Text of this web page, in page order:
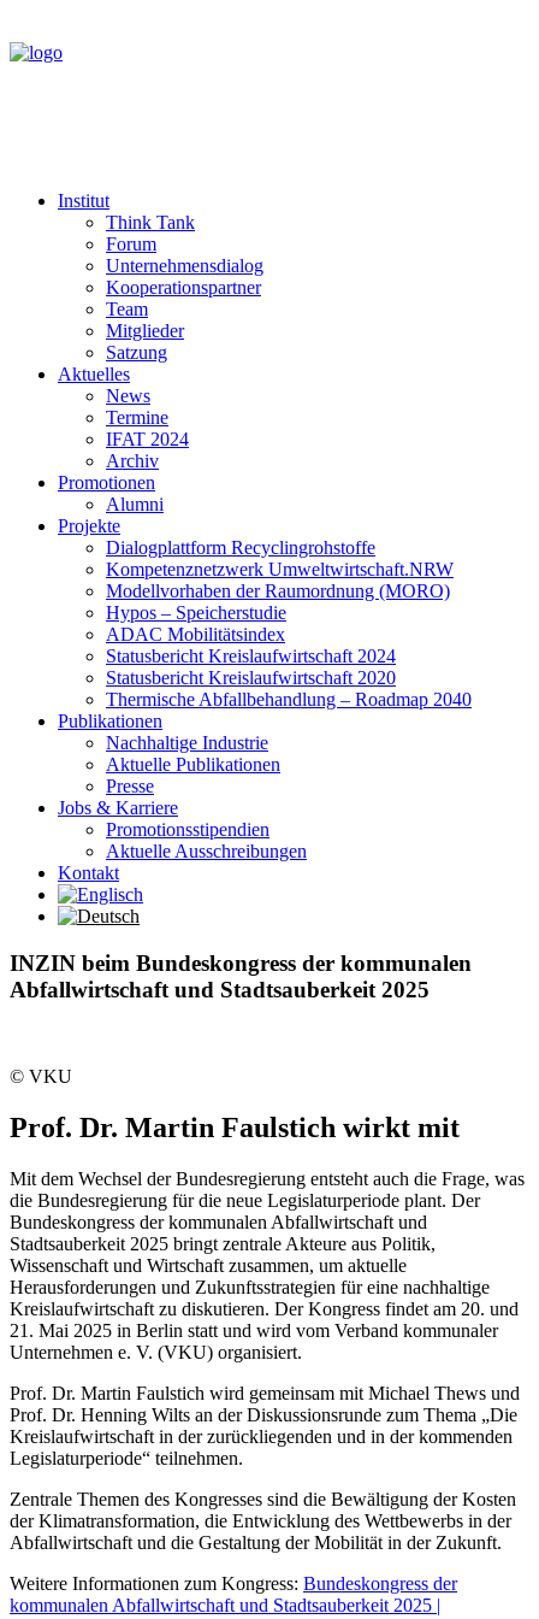
Institut
Think Tank
Forum
Unternehmensdialog
Kooperationspartner
Team
Mitglieder
Satzung
Aktuelles
News
Termine
IFAT 2024
Archiv
Promotionen
Alumni
Projekte
Dialogplattform Recyclingrohstoffe
Kompetenznetzwerk Umweltwirtschaft.NRW
Modellvorhaben der Raumordnung (MORO)
Hypos – Speicherstudie
ADAC Mobilitätsindex
Statusbericht Kreislaufwirtschaft 2024
Statusbericht Kreislaufwirtschaft 2020
Thermische Abfallbehandlung – Roadmap 2040
Publikationen
Nachhaltige Industrie
Aktuelle Publikationen
Presse
Jobs & Karriere
Promotionsstipendien
Aktuelle Ausschreibungen
Kontakt
INZIN beim Bundeskongress der kommunalen
Abfallwirtschaft und Stadtsauberkeit 2025
© VKU
Prof. Dr. Martin Faulstich wirkt mit
Mit dem Wechsel der Bundesregierung entsteht auch die Frage, was
die Bundesregierung für die neue Legislaturperiode plant. Der
Bundeskongress der kommunalen Abfallwirtschaft und
Stadtsauberkeit 2025 bringt zentrale Akteure aus Politik,
Wissenschaft und Wirtschaft zusammen, um aktuelle
Herausforderungen und Zukunftsstrategien für eine nachhaltige
Kreislaufwirtschaft zu diskutieren. Der Kongress findet am 20. und
21. Mai 2025 in Berlin statt und wird vom Verband kommunaler
Unternehmen e. V. (VKU) organisiert.
Prof. Dr. Martin Faulstich wird gemeinsam mit Michael Thews und
Prof. Dr. Henning Wilts an der Diskussionsrunde zum Thema „Die
Kreislaufwirtschaft in der zurückliegenden und in der kommenden
Legislaturperiode“ teilnehmen.
Zentrale Themen des Kongresses sind die Bewältigung der Kosten
der Klimatransformation, die Entwicklung des Wettbewerbs in der
Abfallwirtschaft und die Gestaltung der Mobilität in der Zukunft.
Weitere Informationen zum Kongress: Bundeskongress der
kommunalen Abfallwirtschaft und Stadtsauberkeit 2025 |